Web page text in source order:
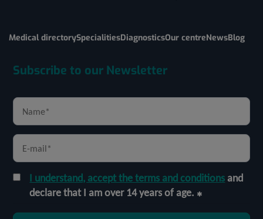
Medical directorySpecialitiesDiagnosticsOur centreNewsBlog
Subscribe to our Newsletter
I understand, accept the terms and conditionsand
declare that I am over 14 years of age.